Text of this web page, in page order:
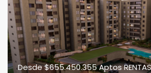
Desde$655.450.355Aptos